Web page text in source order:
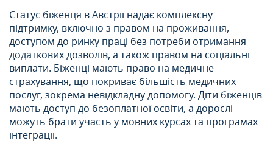
Статус біженця в Австрії надає комплексну
підтримку, включно з правом на проживання,
доступом до ринку праці без потреби отримання
додаткових дозволів, а також правом на соціальні
виплати. Біженці мають право на медичне
страхування, що покриває більшість медичних
послуг, зокрема невідкладну допомогу. Діти біженців
мають доступ до безоплатної освіти, а дорослі
можуть брати участь у мовних курсах та програмах
інтеграції.